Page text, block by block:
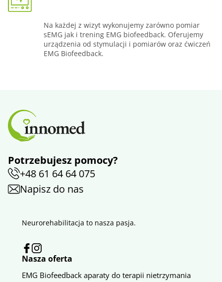
Na każdej z wizyt wykonujemy zarówno pomiar
sEMG jak i trening EMG biofeedback. Oferujemy
urządzenia od stymulacji i pomiarów oraz ćwiczeń
EMG Biofeedback.
Potrzebujesz pomocy?
+48 61 64 64 075
Napisz do nas
Neurorehabilitacja to nasza pasja.
Nasza oferta
EMG Biofeedback aparaty do terapii nietrzymania